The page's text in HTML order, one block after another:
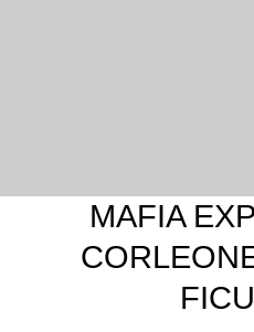
MAFIA